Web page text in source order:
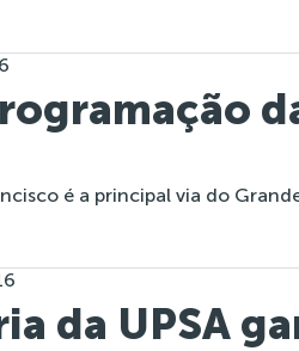
é a principal via do
da UPSA